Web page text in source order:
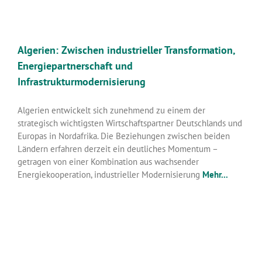
Algerien: Zwischen industrieller Transformation,
Energiepartnerschaft und
Infrastrukturmodernisierung
Algerien entwickelt sich zunehmend zu einem der
strategisch wichtigsten Wirtschaftspartner Deutschlands und
Europas in Nordafrika. Die Beziehungen zwischen beiden
Ländern erfahren derzeit ein deutliches Momentum –
getragen von einer Kombination aus wachsender
Energiekooperation, industrieller Modernisierung Mehr...